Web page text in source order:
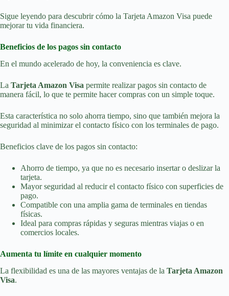
Sigue leyendo para descubrir cómo la Tarjeta Amazon Visa puede
mejorar tu vida financiera.
Beneficios de los pagos sin contacto
En el mundo acelerado de hoy, la conveniencia es clave.
La Tarjeta Amazon Visa permite realizar pagos sin contacto de
manera fácil, lo que te permite hacer compras con un simple toque.
Esta característica no solo ahorra tiempo, sino que también mejora la
seguridad al minimizar el contacto físico con los terminales de pago.
Beneficios clave de los pagos sin contacto:
Ahorro de tiempo, ya que no es necesario insertar o deslizar la
tarjeta.
Mayor seguridad al reducir el contacto físico con superficies de
pago.
Compatible con una amplia gama de terminales en tiendas
físicas.
Ideal para compras rápidas y seguras mientras viajas o en
comercios locales.
Aumenta tu límite en cualquier momento
La flexibilidad es una de las mayores ventajas de la Tarjeta Amazon
Visa.